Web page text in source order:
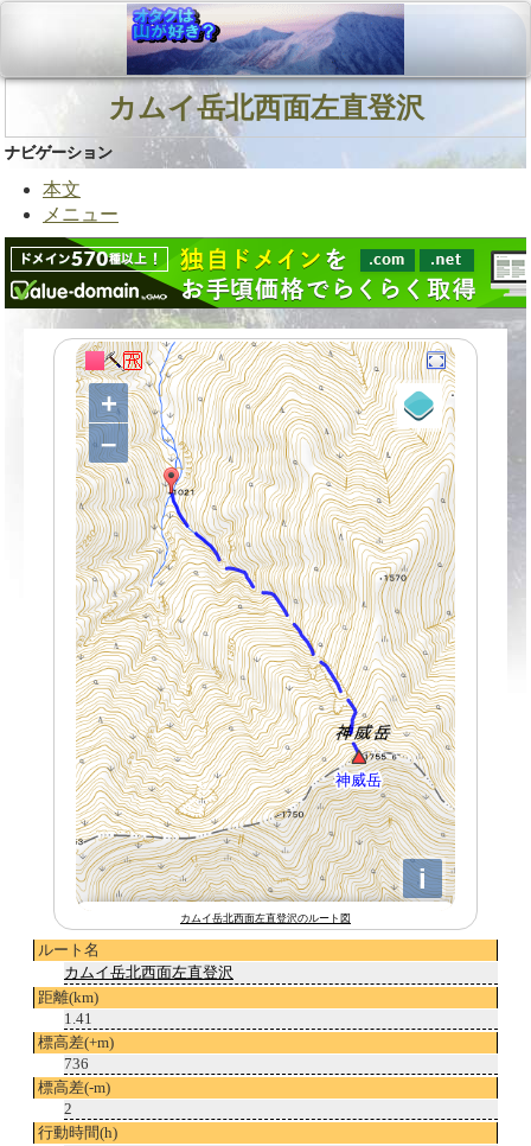
カムイ岳北西面左直登沢
ナビゲーション
本文
メニュー
カムイ岳北西面左直登沢のルート図
ルート名
カムイ岳北西面左直登沢
距離(km)
1.41
標高差(+m)
736
標高差(-m)
2
行動時間(h)